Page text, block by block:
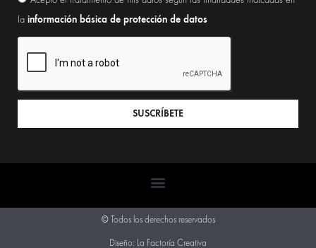
la información básica de protección de datos
SUSCRÍBETE
© Todos los derechos reservados
Diseño: La Factoría Creativa